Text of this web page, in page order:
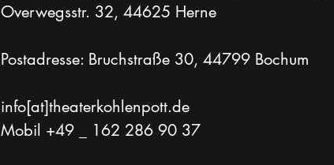
Overwegsstr. 32, 44625 Herne
Postadresse: Bruchstraße 30, 44799 Bochum
info[at]theaterkohlenpott.de
Mobil +49 _ 162 286 90 37